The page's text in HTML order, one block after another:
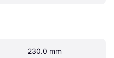
230.0 mm